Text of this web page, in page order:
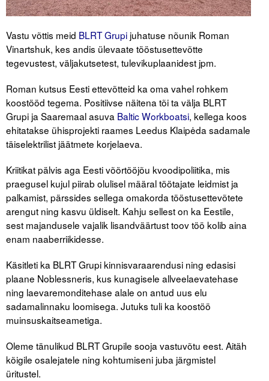
Arvamus
Viidad
ICC WBO
ICC komisjonid
Digiraamatukogu
Juhendid ja väljaanded
Videod
Kontakt
Liitu meililistiga
Oskusteave
Incoterms® 2020
Abimaterjalid
Projektid
Vastu võttis meid BLRT Grupi juhatuse nõunik Roman
Vinartshuk, kes andis ülevaate tööstusettevõtte
tegevustest, väljakutsetest, tulevikuplaanidest jpm.
Roman kutsus Eesti ettevõtteid ka oma vahel rohkem
koostööd tegema. Positiivse näitena tõi ta välja BLRT
Grupi ja Saaremaal asuva Baltic Workboatsi, kellega koos
ehitatakse ühisprojekti raames Leedus Klaipėda sadamale
täiselektrilist jäätmete korjelaeva.
Kriitikat pälvis aga Eesti võõrtööjõu kvoodipoliitika, mis
praegusel kujul piirab olulisel määral töötajate leidmist ja
palkamist, pärssides sellega omakorda tööstusettevõtete
arengut ning kasvu üldiselt. Kahju sellest on ka Eestile,
sest majandusele vajalik lisandväärtust toov töö kolib aina
enam naaberriikidesse.
Käsitleti ka BLRT Grupi kinnisvaraarendusi ning edasisi
plaane Noblessneris, kus kunagisele allveelaevatehase
ning laevaremonditehase alale on antud uus elu
sadamalinnaku loomisega. Jutuks tuli ka koostöö
muinsuskaitseametiga.
Oleme tänulikud BLRT Grupile sooja vastuvõtu eest. Aitäh
kõigile osalejatele ning kohtumiseni juba järgmistel
üritustel.